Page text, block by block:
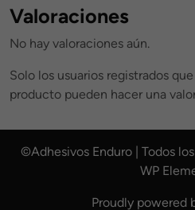
Valoraciones
No hay valoraciones aún.
Solo los usuarios registrados
producto pueden hacer una
©Adhesivos Enduro | Todos
WP
Proudly powered